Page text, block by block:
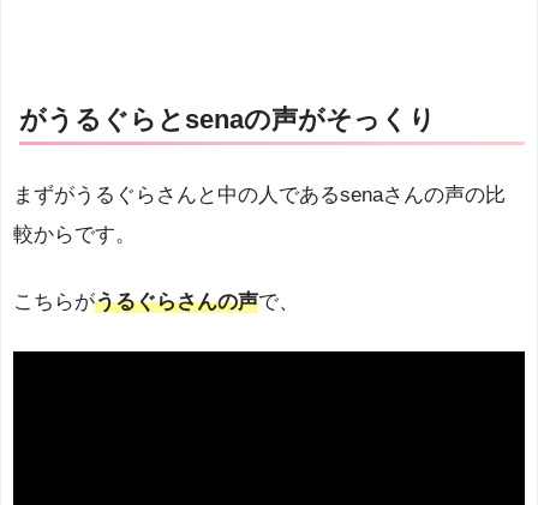
がうるぐらとsenaの声がそっくり
まずがうるぐらさんと中の人であるsenaさんの声の比
較からです。
こちらがうるぐらさんの声で、